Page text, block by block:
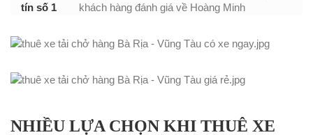
tín số 1
khách hàng đánh giá về Hoàng Minh
NHIỀU LỰA CHỌN KHI THUÊ XE